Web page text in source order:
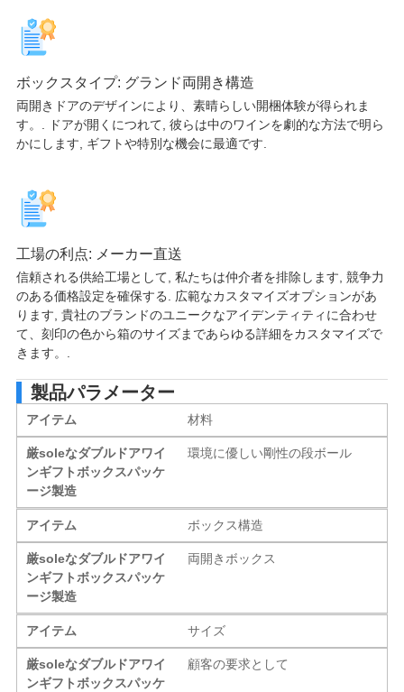
ボックスタイプ: グランド両開き構造
両開きドアのデザインにより、素晴らしい開梱体験が得られま
す。. ドアが開くにつれて, 彼らは中のワインを劇的な方法で明ら
かにします, ギフトや特別な機会に最適です.
工場の利点: メーカー直送
信頼される供給工場として, 私たちは仲介者を排除します, 競争力
のある価格設定を確保する. 広範なカスタマイズオプションがあ
ります, 貴社のブランドのユニークなアイデンティティに合わせ
て、刻印の色から箱のサイズまであらゆる詳細をカスタマイズで
きます。.
製品パラメーター
アイテム 材料
厳soleなダブルドアワイ
ンギフトボックスパッケ
ージ製造
環境に優しい剛性の段ボール
アイテム ボックス構造
厳soleなダブルドアワイ
ンギフトボックスパッケ
ージ製造
両開きボックス
アイテム サイズ
厳soleなダブルドアワイ
ンギフトボックスパッケ
顧客の要求として